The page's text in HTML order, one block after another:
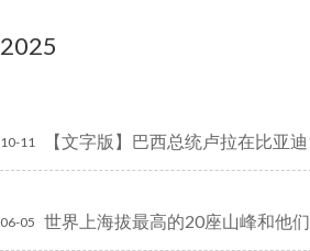
2025
【文字版】巴西总统卢拉在比亚
10-11
世界上海拔最高的20座山峰和他
06-05